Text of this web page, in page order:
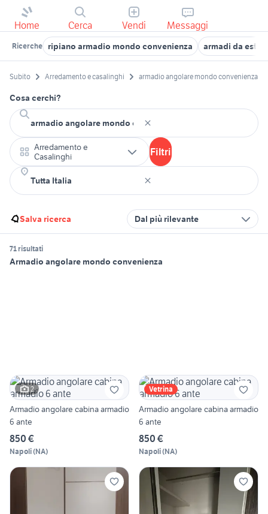
Home Cerca Vendi Messaggi
Ricerche ripiano armadio mondo convenienza armadi da
Subito Arredamento e casalinghi armadio angolare mondo convenienza
Cosa cerchi?
Arredamento e
Casalinghi
Filtri
Salva ricerca Dal più rilevante
71 risultati
Armadio angolare mondo convenienza
2
Armadio angolare cabina armadio
6 ante
850 €
Napoli(NA)
Vetrina
Armadio angolare cabina armadio
6 ante
850 €
Napoli(NA)